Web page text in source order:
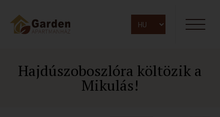
Hajdúszoboszlóra költözik a
Mikulás!